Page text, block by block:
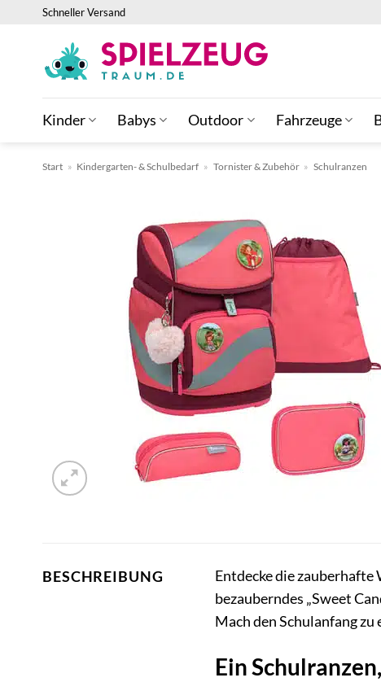
springen
Schneller Versand
Kinder Babys Outdoor Fahrzeuge
Start » Kindergarten- & Schulbedarf » Tornister & Zubehör » Schulranzen
BESCHREIBUNG
Entdecke die zauberhafte
bezauberndes „Sweet
Mach den Schulanfang
Ein